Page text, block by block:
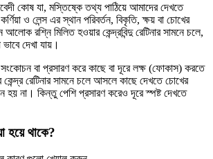
কোষ যা, মস্তিষ্কে তথ্য পাঠিয়ে আমাদের দেখতে
ও লেন্স এর স্থান পরিবর্তন, বিকৃতি, ক্ষয় বা চোখের
রশ্নি মিলিত হওয়ার কেন্দ্রবিন্দু রেটিনার সামনে চলে,
দেখা যায়।
বা প্রসারণ করে কাছে বা দূরে লক্ষ (ফোকাস) করতে
রেটিনার সামনে চলে আসলে কাছে দেখতে চোখের
হয় না। কিন্তু পেশি প্রসারণ করেও দূরে স্পষ্ট দেখতে
হয়ে থাকে?